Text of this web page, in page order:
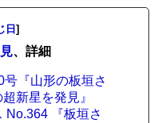
日 ]
、詳細
『山形の板垣さ
新星を発見』
No.364 『板垣さ